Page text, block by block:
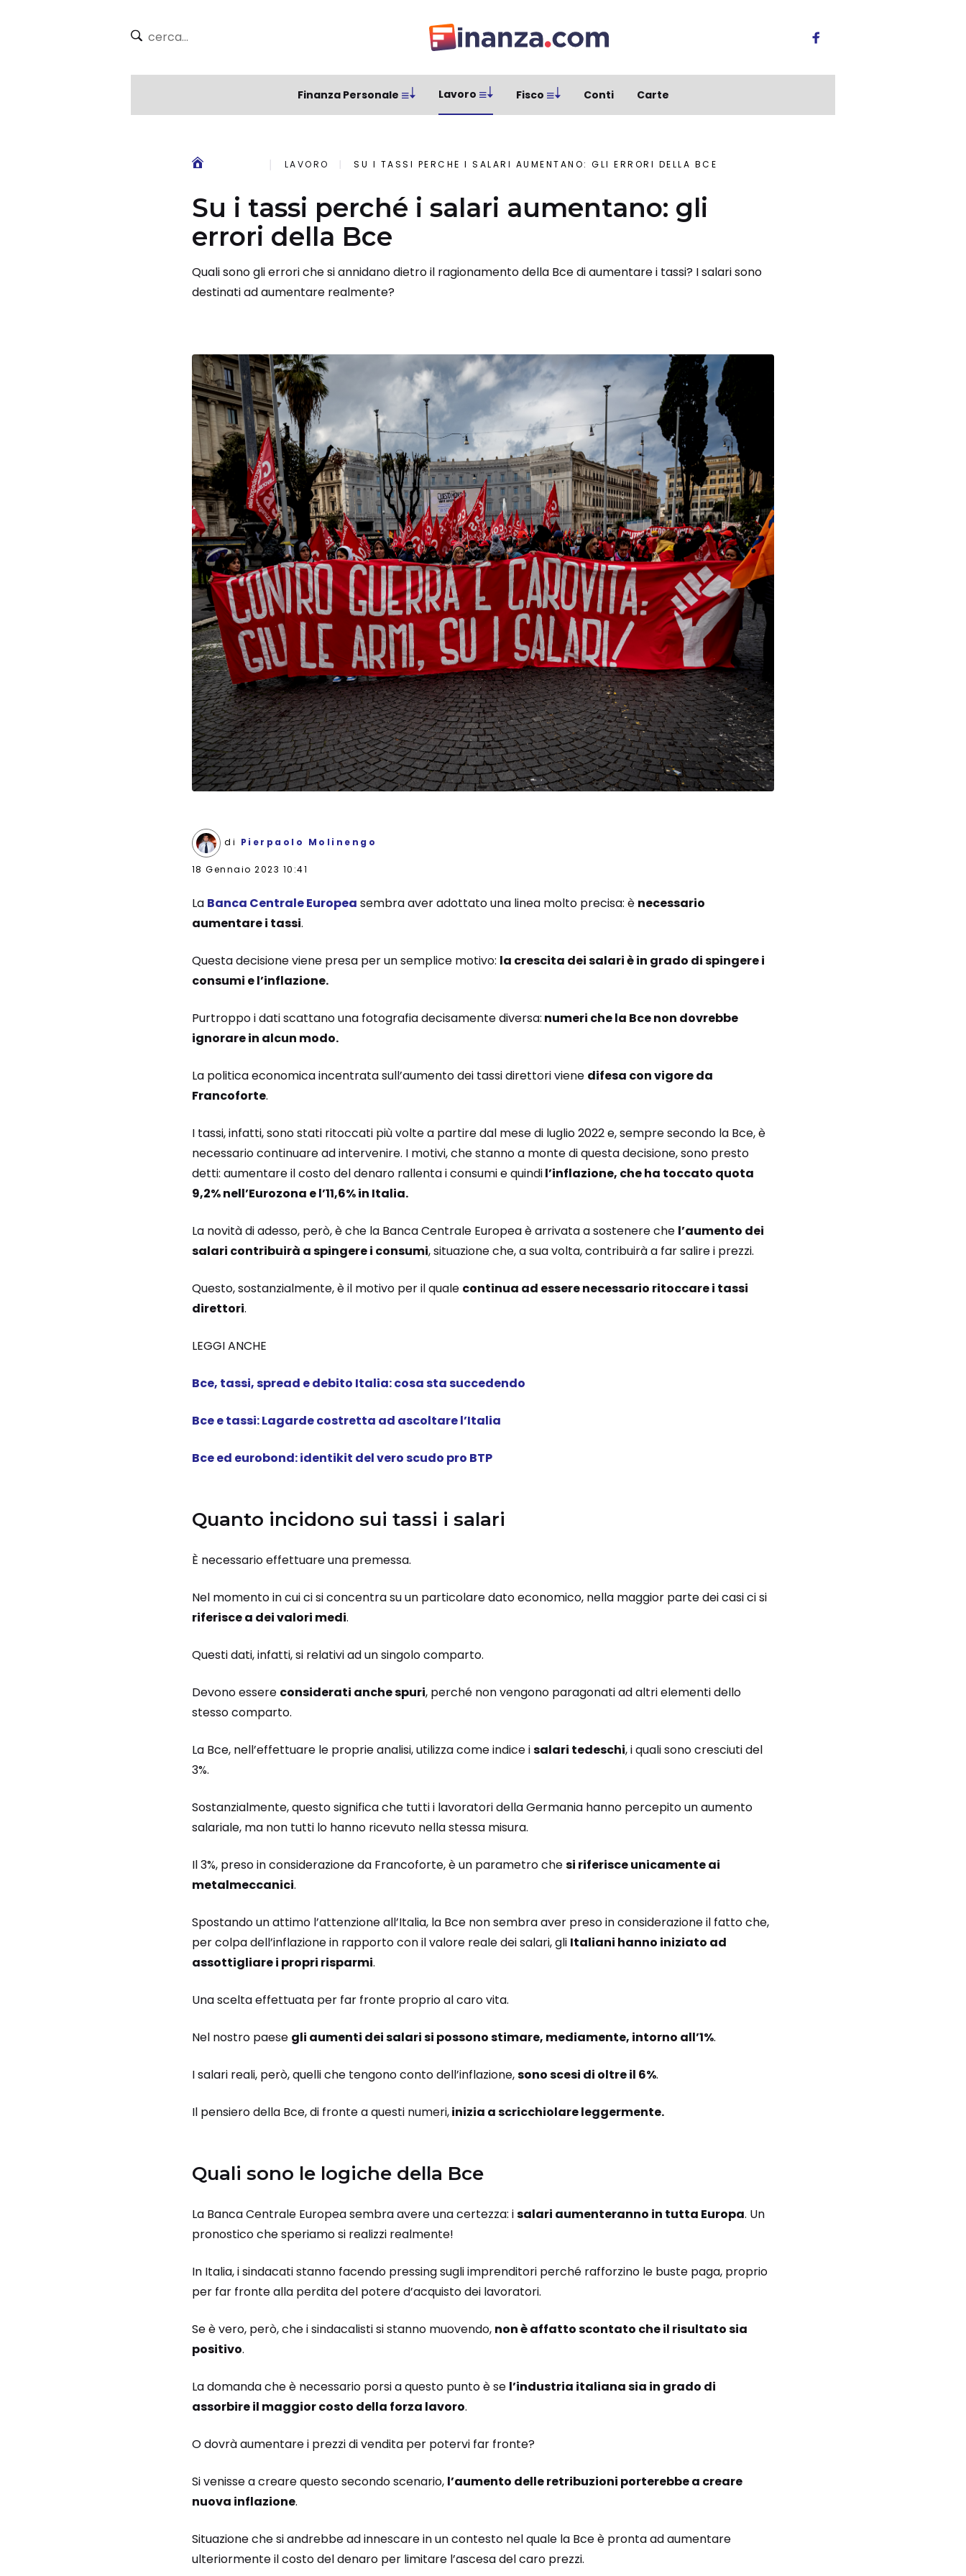
Finanza Personale Lavoro Fisco Conti Carte
LAVORO SU I TASSI PERCHÉ I SALARI AUMENTANO: GLI ERRORI DELLA BCE
Su i tassi perché i salari aumentano: gli
errori della Bce
Quali sono gli errori che si annidano dietro il ragionamento della Bce di aumentare i tassi? I salari sono
destinati ad aumentare realmente?
di Pierpaolo Molinengo
18 Gennaio 2023 10:41
La Banca Centrale Europea sembra aver adottato una linea molto precisa: è necessario
aumentare i tassi.
Questa decisione viene presa per un semplice motivo: la crescita dei salari è in grado di spingere i
consumi e l’inflazione.
Purtroppo i dati scattano una fotografia decisamente diversa: numeri che la Bce non dovrebbe
ignorare in alcun modo.
La politica economica incentrata sull’aumento dei tassi direttori viene difesa con vigore da
Francoforte.
I tassi, infatti, sono stati ritoccati più volte a partire dal mese di luglio 2022 e, sempre secondo la Bce, è
necessario continuare ad intervenire. I motivi, che stanno a monte di questa decisione, sono presto
detti: aumentare il costo del denaro rallenta i consumi e quindil’inflazione, che ha toccato quota
9,2% nell’Eurozona e l’11,6% in Italia.
La novità di adesso, però, è che la Banca Centrale Europea è arrivata a sostenere che l’aumento dei
salari contribuirà a spingere i consumi, situazione che, a sua volta, contribuirà a far salire i prezzi.
Questo, sostanzialmente, è il motivo per il quale continua ad essere necessario ritoccare i tassi
direttori.
LEGGI ANCHE
Bce, tassi, spread e debito Italia: cosa sta succedendo
Bce e tassi: Lagarde costretta ad ascoltare l’Italia
Bce ed eurobond: identikit del vero scudo pro BTP
Quanto incidono sui tassi i salari
È necessario effettuare una premessa.
Nel momento in cui ci si concentra su un particolare dato economico, nella maggior parte dei casi ci si
riferisce a dei valori medi.
Questi dati, infatti, si relativi ad un singolo comparto.
Devono essere considerati anche spuri, perché non vengono paragonati ad altri elementi dello
stesso comparto.
La Bce, nell’effettuare le proprie analisi, utilizza come indice isalari tedeschi, i quali sono cresciuti del
3%.
Sostanzialmente, questo significa che tutti i lavoratori della Germania hanno percepito un aumento
salariale, ma non tutti lo hanno ricevuto nella stessa misura.
Il 3%, preso in considerazione da Francoforte, è un parametro chesi riferisce unicamente ai
metalmeccanici.
Spostando un attimo l’attenzione all’Italia, la Bce non sembra aver preso in considerazione il fatto che,
per colpa dell’inflazione in rapporto con il valore reale dei salari, gli Italiani hanno iniziato ad
assottigliare i propri risparmi.
Una scelta effettuata per far fronte proprio al caro vita.
Nel nostro paese gli aumenti dei salari si possono stimare, mediamente, intorno all’1%.
I salari reali, però, quelli che tengono conto dell’inflazione,sono scesi di oltre il 6%.
Il pensiero della Bce, di fronte a questi numeri,inizia a scricchiolare leggermente.
Quali sono le logiche della Bce
La Banca Centrale Europea sembra avere una certezza: isalari aumenteranno in tutta Europa. Un
pronostico che speriamo si realizzi realmente!
In Italia, i sindacati stanno facendo pressing sugli imprenditori perché rafforzino le buste paga, proprio
per far fronte alla perdita del potere d’acquisto dei lavoratori.
Se è vero, però, che i sindacalisti si stanno muovendo, non è affatto scontato che il risultato sia
positivo.
La domanda che è necessario porsi a questo punto è se l’industria italiana sia in grado di
assorbire il maggior costo della forza lavoro.
O dovrà aumentare i prezzi di vendita per potervi far fronte?
Si venisse a creare questo secondo scenario, l’aumento delle retribuzioni porterebbe a creare
nuova inflazione.
Situazione che si andrebbe ad innescare in un contesto nel quale la Bce è pronta ad aumentare
ulteriormente il costo del denaro per limitare l’ascesa del caro prezzi.